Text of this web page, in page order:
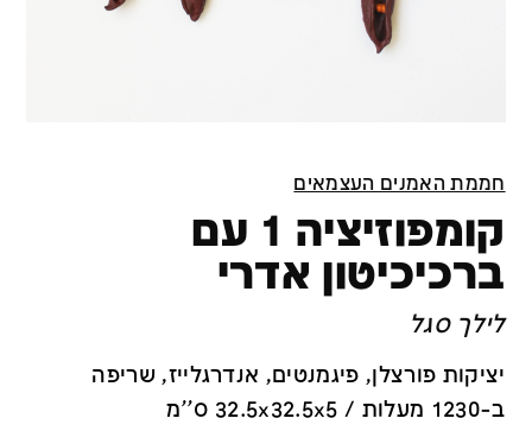
חממת האמנים העצמאים
קומפוזיציה 1 עם
ברכיכיטון אדרי
לילך סגל
יציקות פורצלן, פיגמנטים, אנדרגלייז, שריפה
ב-1230 מעלות / 32.5x32.5x5 ס''מ